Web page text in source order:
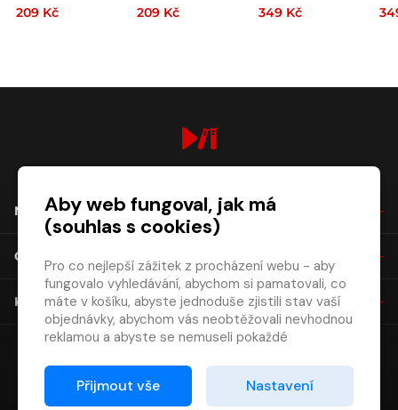
209 Kč 209 Kč 349 Kč
NÁKUP
O SPOLEČNOSTI
KONTAKT
Aby web fungoval, jak má
(souhlas s cookies)
Pro co nejlepší zážitek z procházení webu - aby
fungovalo vyhledávání, abychom si pamatovali, co
máte v košíku, abyste jednoduše zjistili stav vaší
objednávky, abychom vás neobtěžovali nevhodnou
reklamou a abyste se nemuseli pokaždé
Proto od vás potřebujeme souhlas se
zpracováním souborů cookies
Přijmout vše Nastavení